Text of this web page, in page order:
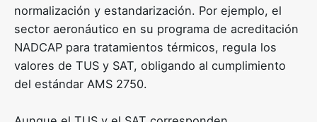
normalización y estandarización. Por ejemplo, el
sector aeronáutico en su programa de acreditación
NADCAP para tratamientos térmicos, regula los
valores de TUS y SAT, obligando al cumplimiento
del estándar AMS 2750.